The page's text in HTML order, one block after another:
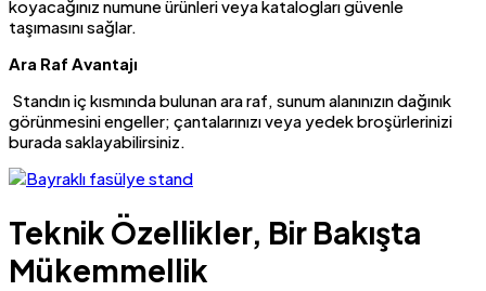
koyacağınız numune ürünleri veya katalogları güvenle
taşımasını sağlar.
Ara Raf Avantajı
Standın iç kısmında bulunan ara raf, sunum alanınızın dağınık
görünmesini engeller; çantalarınızı veya yedek broşürlerinizi
burada saklayabilirsiniz.
Teknik Özellikler, Bir Bakışta
Mükemmellik